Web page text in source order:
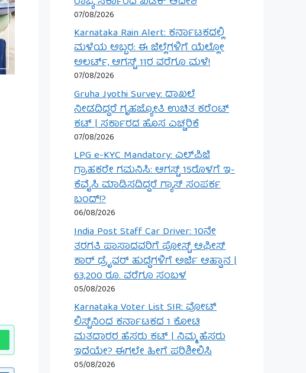
07/08/2026
Karnataka Rain Alert: ಕರ್ನಾಟಕದಲ್ಲಿ
ಮಳೆಯ ಅಬ್ಬರ: ಈ ಜಿಲ್ಲೆಗಳಿಗೆ ಯೆಲ್ಲೋ
ಅಲರ್ಟ್, ಆಗಸ್ಟ್ 11ರ ವರೆಗೂ ಮಳೆ!
07/08/2026
Gruha Jyothi Survey: ದಾಖಲೆ
ನೀಡದಿದ್ದರೆ ಗೃಹಜ್ಯೋತಿ ಉಚಿತ ಕರೆಂಟ್
ಕಟ್ | ಸರ್ಕಾರದ ಹೊಸ ಎಚ್ಚರಿಕೆ
07/08/2026
LPG e-KYC Mandatory: ಎಲ್‌ಪಿಜಿ
ಗ್ರಾಹಕರೇ ಗಮನಿಸಿ: ಆಗಸ್ಟ್ 15ರೊಳಗೆ ಇ-
ಕೆವೈಸಿ ಮಾಡಿಸದಿದ್ದರೆ ಗ್ಯಾಸ್ ಸಂಪರ್ಕ
ಬಂದ್!?
06/08/2026
India Post Staff Car Driver: 10ನೇ
ತರಗತಿ ಪಾಸಾದವರಿಗೆ ಪೋಸ್ಟ್ ಆಫೀಸ್
ಕಾರ್ ಡ್ರೈವರ್ ಹುದ್ದೆಗಳಿಗೆ ಅರ್ಜಿ ಆಹ್ವಾನ |
63,200 ರೂ. ವರೆಗೂ ಸಂಬಳ
05/08/2026
Karnataka Voter List SIR: ವೋಟ್
ಲಿಸ್ಟ್‌ನಿಂದ ಕರ್ನಾಟಕದ 1 ಕೋಟಿ
ಮತದಾರರ ಹೆಸರು ಕಟ್ | ನಿಮ್ಮ ಹೆಸರು
ಇದೆಯೇ? ಈಗಲೇ ಹೀಗೆ ಪರಿಶೀಲಿಸಿ
05/08/2026